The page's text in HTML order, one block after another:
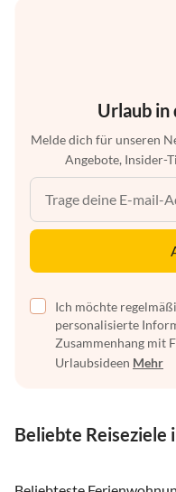
Urlaub in
Melde dich für unseren
Angebote, Insider-
Ich möchte
personalisierte
Zusammenhang mit
Urlaubsideen Mehr
Beliebte Reiseziele